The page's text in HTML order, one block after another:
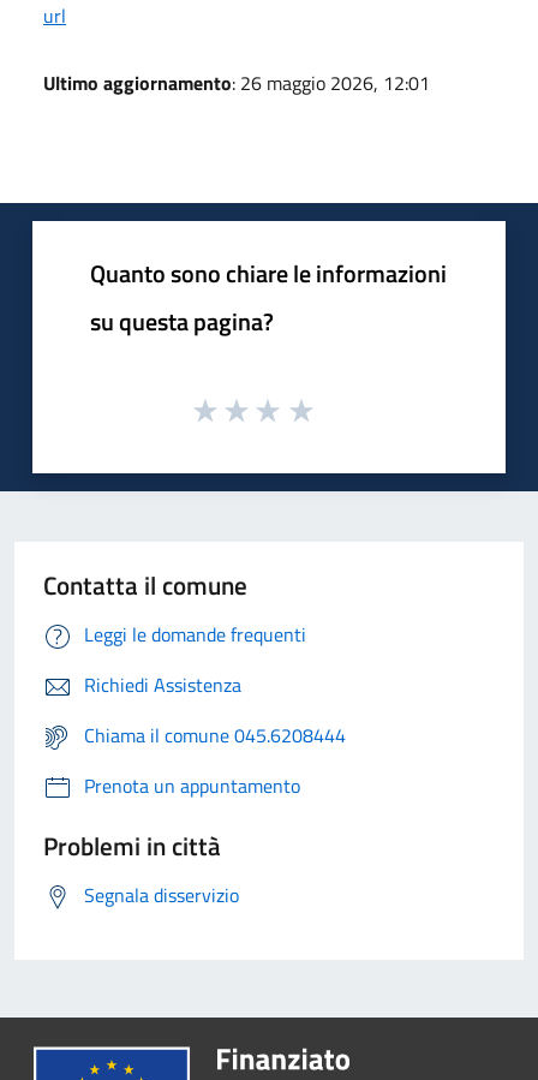
url
Ultimo aggiornamento: 26 maggio 2026, 12:01
Quanto sono chiare le informazioni
su questa pagina?
Contatta il comune
Leggi le domande frequenti
Richiedi Assistenza
Chiama il comune 045.6208444
Prenota un appuntamento
Problemi in città
Segnala disservizio